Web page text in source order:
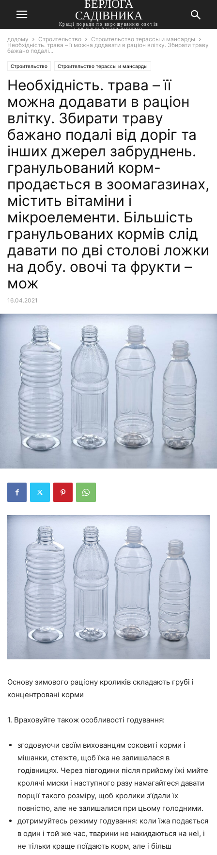
БЕРЛОГА
САДІВНИКА
Кращі поради по вирощуванню овочів
і квітів та багато цікавого
додому Строительство
Строительство терассы и мансарды
Необхідність. трава – її можна додавати в раціон влітку. Збирати траву
бажано подалі...
Строительство Строительство терассы и мансарды
Необхідність. трава – її
можна додавати в раціон
влітку. Збирати траву
бажано подалі від доріг та
інших джерел забруднень.
гранульований корм-
продається в зоомагазинах,
містить вітаміни і
мікроелементи. Більшість
гранульованих кормів слід
давати по дві столові ложки
на добу. овочі та фрукти –
мож
16.04.2021
Основу зимового раціону кроликів складають грубі і
концентровані корми
1. Враховуйте також особливості годування:
згодовуючи своїм вихованцям соковиті корми і
мішанки, стежте, щоб їжа не залишалася в
годівницях. Через півгодини після прийому їжі мийте
кролячі миски і наступного разу намагайтеся давати
порції такого розміру, щоб кролики з’їдали їх
повністю, але не залишалися при цьому голодними.
дотримуйтесь режиму годування: коли їжа подається
в один і той же час, тварини не накидаються на неї, і
не тільки краще поїдають корм, але і більш